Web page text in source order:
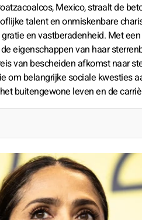
Mexico, straalt de
talent en onmiskenbare
en vastberadenheid. Met
eigenschappen van haar
van bescheiden afkomst naar
om belangrijke sociale kwesties
buitengewone leven en de